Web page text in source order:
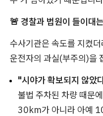
🚨 경찰과 법원이 들이대
수사기관은 속도를 지켰
운전자의 과실(부주의)을
"시야가 확보되지 않았
불법 주차된 차량 때문
30km가 아니라 아예